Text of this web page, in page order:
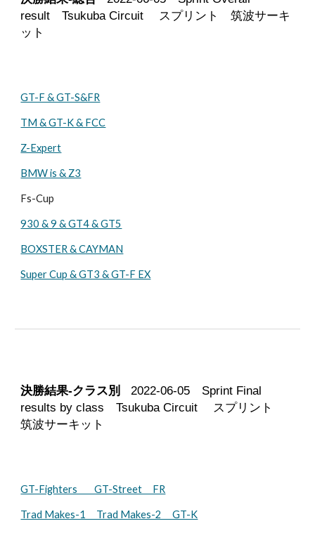
result Tsukuba Circuit スプリント 筑波サーキ
ット
GT-F & GT-S&FR
TM & GT-K & FCC
Z-Expert
BMW is & Z3
Fs-Cup
930 & 9 & GT4 & GT5
BOXSTER & CAYMAN
Super Cup & GT3 & GT-F EX
決勝結果-クラス別 2022-06-05 Sprint Final
results by class Tsukuba Circuit スプリント
筑波サーキット
GT-Fighters GT-Street FR
Trad Makes-1 Trad Makes-2 GT-K